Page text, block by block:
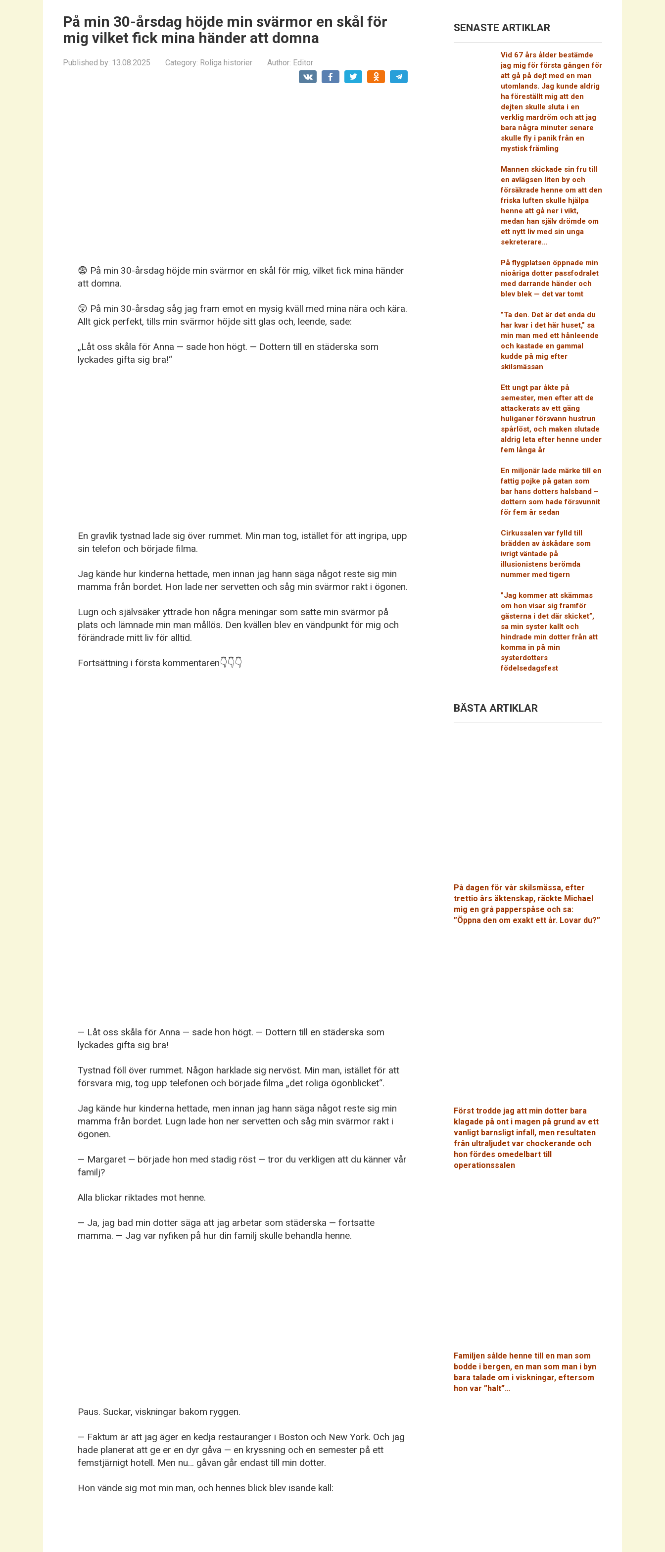
På min 30-årsdag höjde min svärmor en skål för
mig vilket fick mina händer att domna
Published by: 13.08.2025 Category: Roliga historier Author: Editor
😨 På min 30-årsdag höjde min svärmor en skål för mig, vilket fick mina händer
att domna.
😲 På min 30-årsdag såg jag fram emot en mysig kväll med mina nära och kära.
Allt gick perfekt, tills min svärmor höjde sitt glas och, leende, sade:
„Låt oss skåla för Anna — sade hon högt. — Dottern till en städerska som
lyckades gifta sig bra!“
En gravlik tystnad lade sig över rummet. Min man tog, istället för att ingripa, upp
sin telefon och började filma.
Jag kände hur kinderna hettade, men innan jag hann säga något reste sig min
mamma från bordet. Hon lade ner servetten och såg min svärmor rakt i ögonen.
Lugn och självsäker yttrade hon några meningar som satte min svärmor på
plats och lämnade min man mållös. Den kvällen blev en vändpunkt för mig och
förändrade mitt liv för alltid.
Fortsättning i första kommentaren👇👇👇
— Låt oss skåla för Anna — sade hon högt. — Dottern till en städerska som
lyckades gifta sig bra!
Tystnad föll över rummet. Någon harklade sig nervöst. Min man, istället för att
försvara mig, tog upp telefonen och började filma „det roliga ögonblicket“.
Jag kände hur kinderna hettade, men innan jag hann säga något reste sig min
mamma från bordet. Lugn lade hon ner servetten och såg min svärmor rakt i
ögonen.
— Margaret — började hon med stadig röst — tror du verkligen att du känner vår
familj?
Alla blickar riktades mot henne.
— Ja, jag bad min dotter säga att jag arbetar som städerska — fortsatte
mamma. — Jag var nyfiken på hur din familj skulle behandla henne.
Paus. Suckar, viskningar bakom ryggen.
— Faktum är att jag äger en kedja restauranger i Boston och New York. Och jag
hade planerat att ge er en dyr gåva — en kryssning och en semester på ett
femstjärnigt hotell. Men nu… gåvan går endast till min dotter.
Hon vände sig mot min man, och hennes blick blev isande kall:
SENASTE ARTIKLAR
Vid 67 års ålder bestämde
jag mig för första gången för
att gå på dejt med en man
utomlands. Jag kunde aldrig
ha föreställt mig att den
dejten skulle sluta i en
verklig mardröm och att jag
bara några minuter senare
skulle fly i panik från en
mystisk främling
Mannen skickade sin fru till
en avlägsen liten by och
försäkrade henne om att den
friska luften skulle hjälpa
henne att gå ner i vikt,
medan han själv drömde om
ett nytt liv med sin unga
sekreterare…
På flygplatsen öppnade min
nioåriga dotter passfodralet
med darrande händer och
blev blek — det var tomt
”Ta den. Det är det enda du
har kvar i det här huset,” sa
min man med ett hånleende
och kastade en gammal
kudde på mig efter
skilsmässan
Ett ungt par åkte på
semester, men efter att de
attackerats av ett gäng
huliganer försvann hustrun
spårlöst, och maken slutade
aldrig leta efter henne under
fem långa år
En miljonär lade märke till en
fattig pojke på gatan som
bar hans dotters halsband –
dottern som hade försvunnit
för fem år sedan
Cirkussalen var fylld till
brädden av åskådare som
ivrigt väntade på
illusionistens berömda
nummer med tigern
”Jag kommer att skämmas
om hon visar sig framför
gästerna i det där skicket”,
sa min syster kallt och
hindrade min dotter från att
komma in på min
systerdotters
födelsedagsfest
BÄSTA ARTIKLAR
På dagen för vår skilsmässa, efter
trettio års äktenskap, räckte Michael
mig en grå papperspåse och sa:
”Öppna den om exakt ett år. Lovar du?”
Först trodde jag att min dotter bara
klagade på ont i magen på grund av ett
vanligt barnsligt infall, men resultaten
från ultraljudet var chockerande och
hon fördes omedelbart till
operationssalen
Familjen sålde henne till en man som
bodde i bergen, en man som man i byn
bara talade om i viskningar, eftersom
hon var ”halt”…